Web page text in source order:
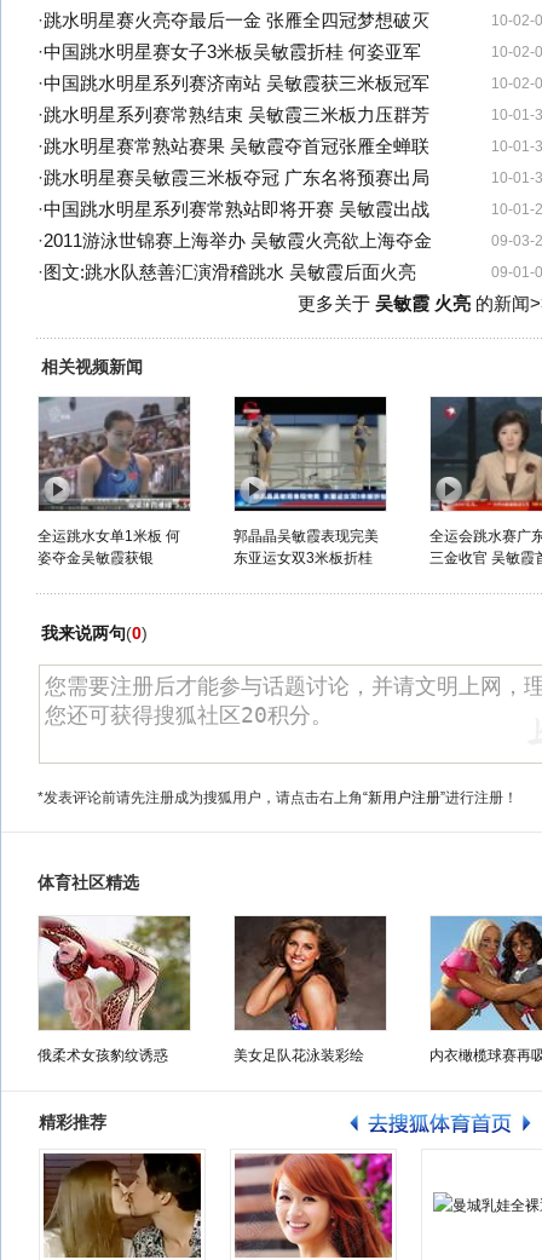
10-02-
·跳水明星赛火亮夺最后一金 张雁全四冠梦想破灭
10-02-
·中国跳水明星赛女子3米板吴敏霞折桂 何姿亚军
10-02-
·中国跳水明星系列赛济南站 吴敏霞获三米板冠军
10-01-
·跳水明星系列赛常熟结束 吴敏霞三米板力压群芳
10-01-
·跳水明星赛常熟站赛果 吴敏霞夺首冠张雁全蝉联
10-01-
·跳水明星赛吴敏霞三米板夺冠 广东名将预赛出局
10-01-
·中国跳水明星系列赛常熟站即将开赛 吴敏霞出战
09-03-
·2011游泳世锦赛上海举办 吴敏霞火亮欲上海夺金
09-01-
· 图文:跳水队慈善汇演滑稽跳水 吴敏霞后面火亮
更多关于 吴敏霞 火亮的新闻
相关视频新闻
全运跳水女单1米板 何
姿夺金吴敏霞获银
郭晶晶吴敏霞表现完美
东亚运女双3米板折桂
全运会跳水赛广
三金收官 吴敏霞
我来说两句(0)
*发表评论前请先注册成为搜狐用户，请点击右上角“新用户注册”进行注册！
体育社区精选
俄柔术女孩豹纹诱惑 美女足队花泳装彩绘 内衣橄榄球赛再
精彩推荐